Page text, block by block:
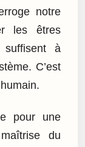
notre
les êtres
suffisent à
C’est
pour une
du